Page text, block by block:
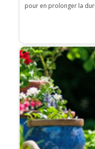
pour en prolonger la